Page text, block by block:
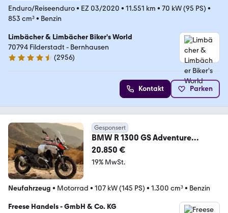
Enduro/Reiseenduro• EZ 03/2020 • 11.551 km • 70 kW (95 PS) •
853 cm³• Benzin
Limbächer & Limbächer Biker's World
70794 Filderstadt - Bernhausen
4.7 Sterne
(2956)
Kontakt Parken
Gesponsert
BMW R 1300 GS Adventure
Bestellung ab 20.850 EUR!
20.850 €
19% MwSt.
Neufahrzeug • Motorrad • 107 kW (145 PS) • 1.300 cm³• Benzin
Freese Handels - GmbH & Co. KG